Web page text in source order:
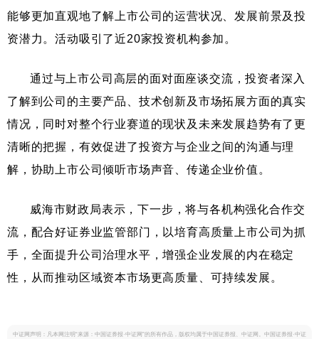
能够更加直观地了解上市公司的运营状况、发展前景及投
资潜力。活动吸引了近20家投资机构参加。
通过与上市公司高层的面对面座谈交流，投资者深入
了解到公司的主要产品、技术创新及市场拓展方面的真实
情况，同时对整个行业赛道的现状及未来发展趋势有了更
清晰的把握，有效促进了投资方与企业之间的沟通与理
解，协助上市公司倾听市场声音、传递企业价值。
威海市财政局表示，下一步，将与各机构强化合作交
流，配合好证券业监管部门，以培育高质量上市公司为抓
手，全面提升公司治理水平，增强企业发展的内在稳定
性，从而推动区域资本市场更高质量、可持续发展。
中证网声明：凡本网注明“来源：中国证券报·中证网”的所有作品，版权均属于中国证券报、中证网。中国证券报·中证